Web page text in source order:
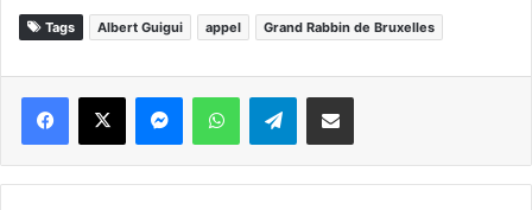
Tags Albert Guigui appel Grand Rabbin de Bruxelles
WhatsApp Telegram